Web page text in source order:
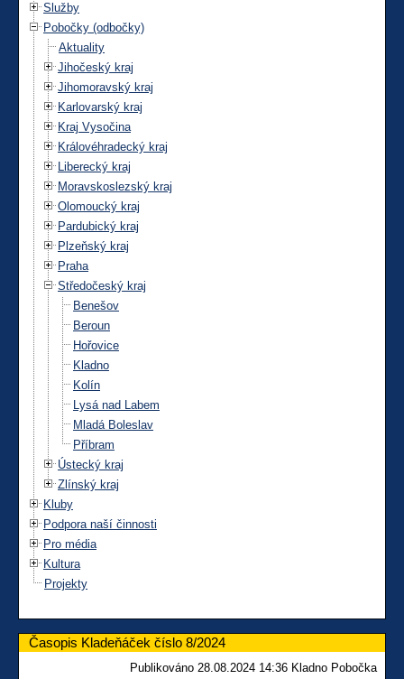
Služby
Pobočky (odbočky)
Aktuality
Jihočeský kraj
Jihomoravský kraj
Karlovarský kraj
Kraj Vysočina
Královéhradecký kraj
Liberecký kraj
Moravskoslezský kraj
Olomoucký kraj
Pardubický kraj
Plzeňský kraj
Praha
Středočeský kraj
Benešov
Beroun
Hořovice
Kladno
Kolín
Lysá nad Labem
Mladá Boleslav
Příbram
Ústecký kraj
Zlínský kraj
Kluby
Podpora naší činnosti
Pro média
Kultura
Projekty
Časopis Kladeňáček číslo 8/2024
Publikováno 28.08.2024 14:36 Kladno Pobočka